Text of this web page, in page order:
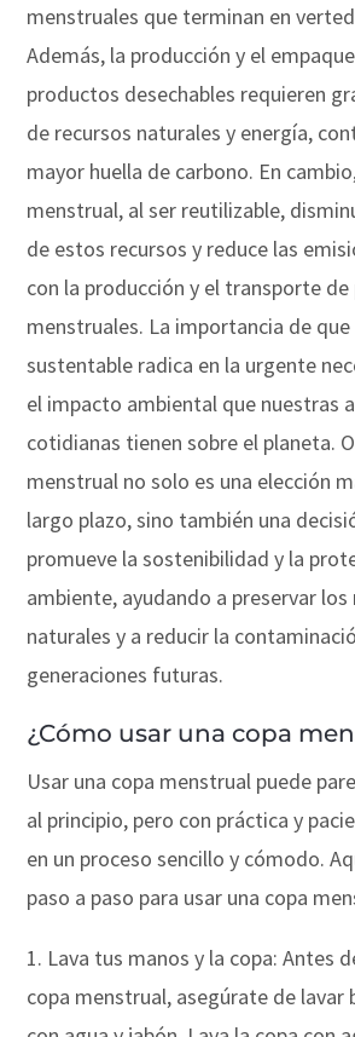
menstruales que terminan en
Además, la producción y el
productos desechables requieren
de recursos naturales y energía,
mayor huella de carbono. En
menstrual, al ser reutilizable,
de estos recursos y reduce las
con la producción y el transporte
menstruales. La importancia de
sustentable radica en la urgente
el impacto ambiental que nuestras
cotidianas tienen sobre el planeta.
menstrual no solo es una elección
largo plazo, sino también una
promueve la sostenibilidad y la
ambiente, ayudando a preservar los
naturales y a reducir la
generaciones futuras.
¿Cómo usar una copa
Usar una copa menstrual puede
al principio, pero con práctica y
en un proceso sencillo y cómodo.
paso a paso para usar una copa
1. Lava tus manos y la copa: Antes
copa menstrual, asegúrate de lavar